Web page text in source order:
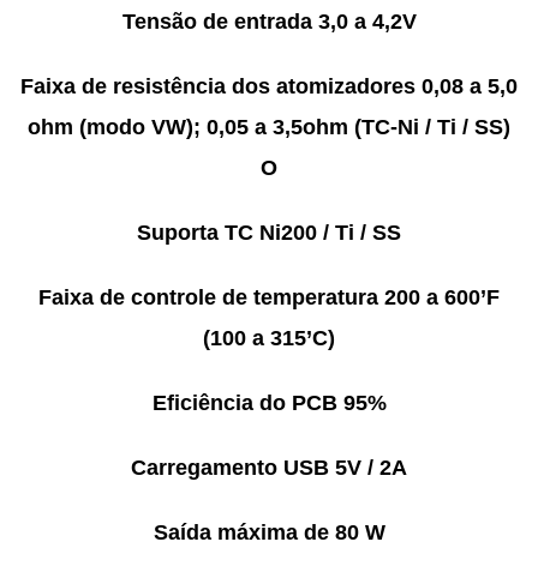
Tensão de entrada 3,0 a 4,2V
Faixa de resistência dos atomizadores 0,08 a 5,0
ohm (modo VW); 0,05 a 3,5ohm (TC-Ni / Ti / SS)
O
Suporta TC Ni200 / Ti / SS
Faixa de controle de temperatura 200 a 600’F
(100 a 315’C)
Eficiência do PCB 95%
Carregamento USB 5V / 2A
Saída máxima de 80 W